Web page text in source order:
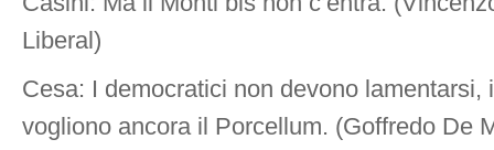
Liberal)
Cesa: I democratici non devono lamentarsi,
vogliono ancora il Porcellum. (Goffredo De